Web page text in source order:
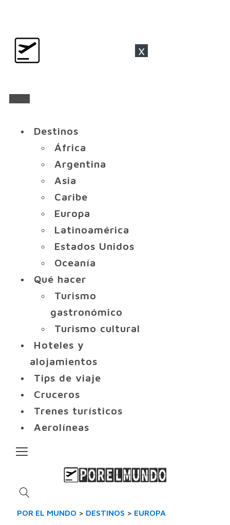
x
Destinos
África
Argentina
Asia
Caribe
Europa
Latinoamérica
Estados Unidos
Oceanía
Qué hacer
Turismo
gastronómico
Turismo cultural
Hoteles y
alojamientos
Tips de viaje
Cruceros
Trenes turísticos
Aerolíneas
POR EL MUNDO > DESTINOS > EUROPA